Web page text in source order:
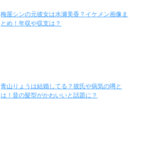
梅屋シンの元彼女は水瀬美香？イケメン画像ま
とめ！年収や収支は？
青山りょうは結婚してる？彼氏や病気の噂と
は！昔の髪型がかわいいと話題に？